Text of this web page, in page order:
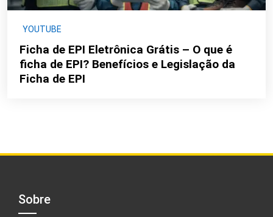
YOUTUBE
Ficha de EPI Eletrônica Grátis – O que é
ficha de EPI? Benefícios e Legislação da
Ficha de EPI
Sobre